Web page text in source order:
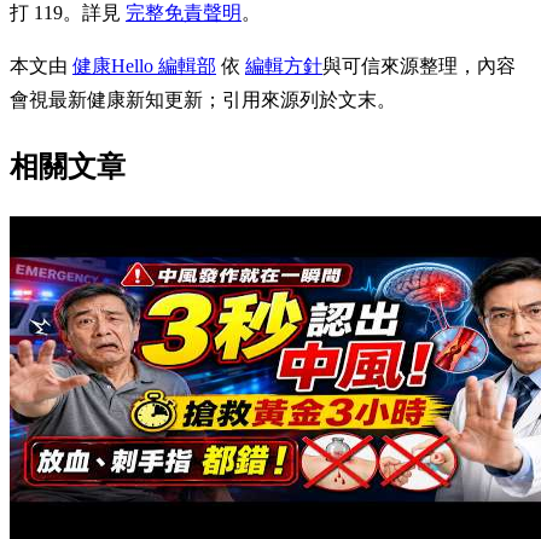
打 119。詳見 完整免責聲明。
本文由 健康Hello 編輯部 依 編輯方針與可信來源整理，內容
會視最新健康新知更新；引用來源列於文末。
相關文章